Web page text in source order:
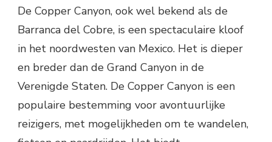
De Copper Canyon, ook wel bekend als de
Barranca del Cobre, is een spectaculaire kloof
in het noordwesten van Mexico. Het is dieper
en breder dan de Grand Canyon in de
Verenigde Staten. De Copper Canyon is een
populaire bestemming voor avontuurlijke
reizigers, met mogelijkheden om te wandelen,